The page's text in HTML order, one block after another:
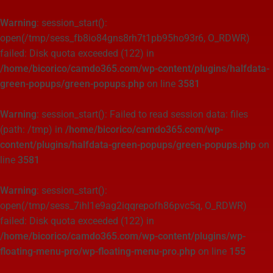
Warning: session_start():
open(/tmp/sess_fb8io84gns8rh7t1pb95ho93r6, O_RDWR)
failed: Disk quota exceeded (122) in
/home/bicorico/camdo365.com/wp-content/plugins/halfdata-
green-popups/green-popups.php on line 3581
Warning: session_start(): Failed to read session data: files
(path: /tmp) in /home/bicorico/camdo365.com/wp-
content/plugins/halfdata-green-popups/green-popups.php on
line 3581
Warning: session_start():
open(/tmp/sess_7ihl1e9ag2iqqrepofh86pvc5q, O_RDWR)
failed: Disk quota exceeded (122) in
/home/bicorico/camdo365.com/wp-content/plugins/wp-
floating-menu-pro/wp-floating-menu-pro.php on line 155